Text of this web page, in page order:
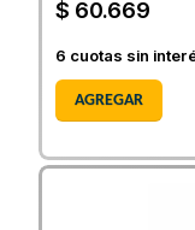
$ 60.669
6 cuotas sin
AGREGAR